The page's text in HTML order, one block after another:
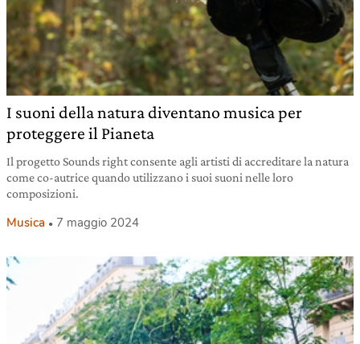
I suoni della natura diventano musica per
proteggere il Pianeta
Il progetto Sounds right consente agli artisti di accreditare la natura
come co-autrice quando utilizzano i suoi suoni nelle loro
composizioni.
Musica 7 maggio 2024